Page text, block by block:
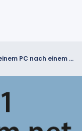
Ethernet und Wifi verbinden sich auf meinem PC nach einem kleinen Update nicht mehr